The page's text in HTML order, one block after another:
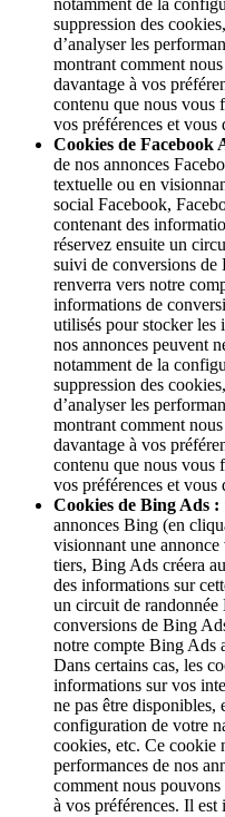
notamment de la
suppression des
d’analyser les
montrant comment
davantage à vos
contenu que nous vous
vos préférences et vous
Cookies de Facebook
de nos annonces
textuelle ou en
social Facebook,
contenant des
réservez ensuite un
suivi de conversions de
renverra vers notre
informations de
utilisés pour stocker les
nos annonces peuvent
notamment de la
suppression des
d’analyser les
montrant comment
davantage à vos
contenu que nous vous
vos préférences et vous
Cookies de Bing Ads :
annonces Bing (en
visionnant une
tiers, Bing Ads créera
des informations sur
un circuit de
conversions de Bing
notre compte Bing Ads
Dans certains cas, les
informations sur vos
ne pas être disponibles,
configuration de votre
cookies, etc. Ce cookie
performances de nos
comment nous pouvons
à vos préférences. Il